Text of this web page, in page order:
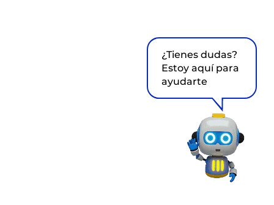
¿Tienes dudas?
Estoy aquí para
ayudarte